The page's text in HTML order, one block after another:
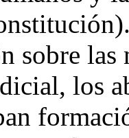
sobre las
los